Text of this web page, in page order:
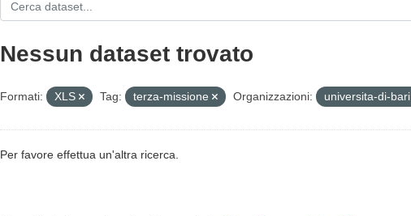
Nessun dataset trovato
Formati: XLS Tag: terza-missione Organizzazioni: universita-di-bari
Per favore effettua un'altra ricerca.